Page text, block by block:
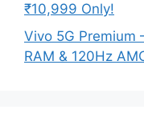
₹10,999 Only!
Vivo 5G Premium
RAM & 120Hz